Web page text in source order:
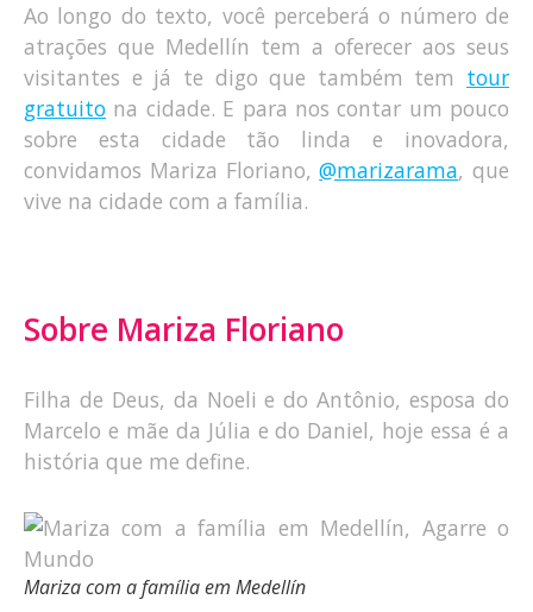
Ao longo do texto, você perceberá o número de
atrações que Medellín tem a oferecer aos seus
visitantes e já te digo que também tem tour
gratuito na cidade. E para nos contar um pouco
sobre esta cidade tão linda e inovadora,
convidamos Mariza Floriano,@marizarama, que
vive na cidade com a família.
Sobre Mariza Floriano
Filha de Deus, da Noeli e do Antônio, esposa do
Marcelo e mãe da Júlia e do Daniel, hoje essa é a
história que me define.
Mariza com a família em Medellín